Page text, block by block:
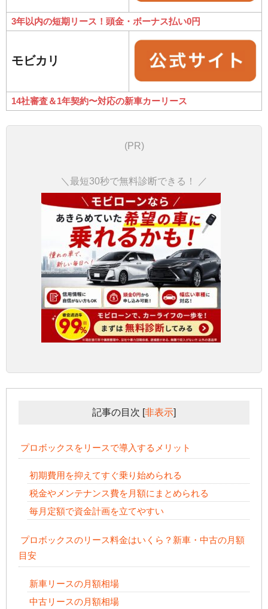
3年以内の短期リース！頭金・ボーナス払い0円
モビカリ
14社審査＆1年契約〜対応の新車カーリース
(PR)
＼最短30秒で無料診断できる！ ／
記事の目次 [非表示]
プロボックスをリースで導入するメリット
初期費用を抑えてすぐ乗り始められる
税金やメンテナンス費を月額にまとめられる
毎月定額で資金計画を立てやすい
プロボックスのリース料金はいくら？新車・中古の月額
目安
新車リースの月額相場
中古リースの月額相場